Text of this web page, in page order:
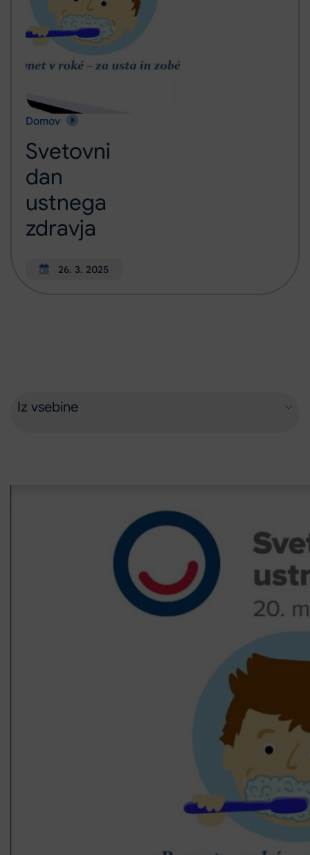
Domov
Svetovni dan ustnega zdravja
Svetovni
dan
ustnega
zdravja
26. 3. 2025
Iz vsebine